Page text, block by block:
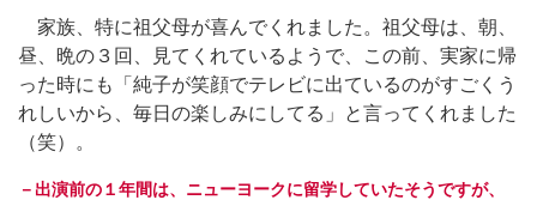
家族、特に祖父母が喜んでくれました。祖父母は、朝、
昼、晩の３回、見てくれているようで、この前、実家に帰
った時にも「純子が笑顔でテレビに出ているのがすごくう
れしいから、毎日の楽しみにしてる」と言ってくれました
（笑）。
－出演前の１年間は、ニューヨークに留学していたそうですが、